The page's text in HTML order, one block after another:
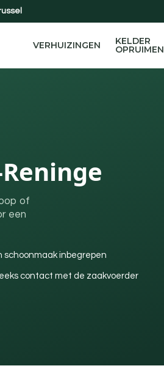
VERHUIZINGEN KELDER
OPRUIMEN
of
een
schoonmaak inbegrepen
contact met de zaakvoerder